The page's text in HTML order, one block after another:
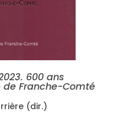
600 ans
Franche-Comté
(dir.)